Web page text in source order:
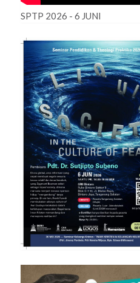
SPTP 2026 - 6 JUNI